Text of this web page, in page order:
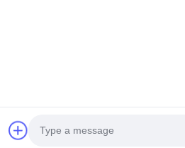
Chinach.Copyright © 2026